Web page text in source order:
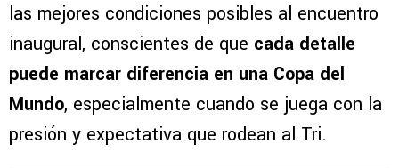
las mejores condiciones posibles al encuentro
inaugural, conscientes de que cada detalle
puede marcar diferencia en una Copa del
Mundo, especialmente cuando se juega con la
presión y expectativa que rodean al Tri.